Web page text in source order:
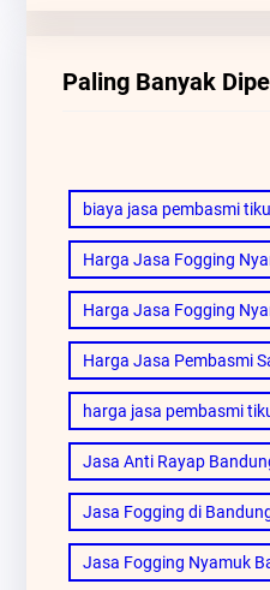
Paling Banyak
biaya jasa pembasmi
Harga Jasa Fogging
Harga Jasa Fogging
Harga Jasa Pembasmi
harga jasa pembasmi
Jasa Anti Rayap
Jasa Fogging di
Jasa Fogging Nyamuk